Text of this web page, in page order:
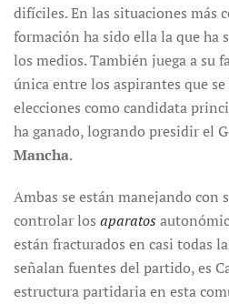
difíciles. En las situaciones más
formación ha sido ella la que ha
los medios. También juega a su
única entre los aspirantes que
elecciones como candidata
ha ganado, logrando presidir el
Mancha.
Ambas se están manejando con
controlar los aparatos
están fracturados en casi todas
señalan fuentes del partido, es
estructura partidaria en esta